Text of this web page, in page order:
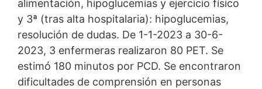
alimentación, hipoglucemias y ejercicio físico
y 3ª (tras alta hospitalaria): hipoglucemias,
resolución de dudas. De 1-1-2023 a 30-6-
2023, 3 enfermeras realizaron 80 PET. Se
estimó 180 minutos por PCD. Se encontraron
dificultades de comprensión en personas